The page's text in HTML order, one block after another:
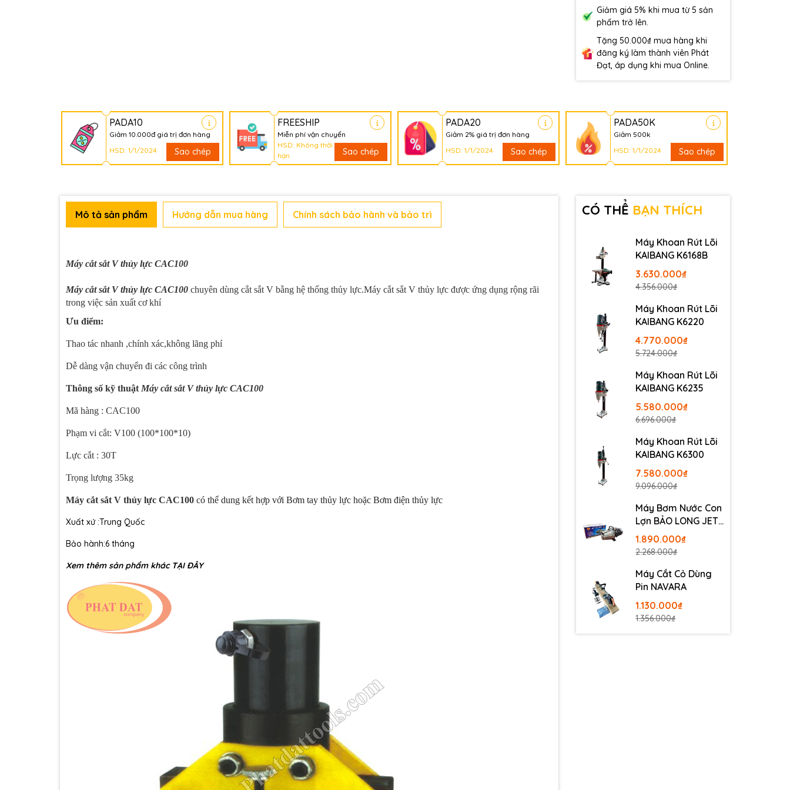
Giảm giá 5% khi mua từ 5 sản
phẩm trở lên.
Tặng 50.000₫ mua hàng khi
đăng ký làm thành viên Phát
Đạt, áp dụng khi mua Online.
PADA10
Giảm 10.000đ giá trị đơn hàng
HSD: 1/1/2024
Sao chép
FREESHIP
Miễn phí vận chuyển
HSD: Không thời
hạn
Sao chép
PADA20
Giảm 2% giá trị đơn hàng
HSD: 1/1/2024
Sao chép
PADA50K
Giảm 500k
HSD: 1/1/2024
Sao chép
Mô tả sản phẩm Hướng dẫn mua hàng Chính sách bảo hành và bảo trì
Máy cắt sắt V thủy lực CAC100
Máy cắt sắt V thủy lực CAC100 chuyên dùng cắt sắt V bằng hệ thống thủy lực.Máy cắt sắt V thủy lực được ứng dụng rộng rãi
trong việc sản xuất cơ khí
Ưu điểm:
Thao tác nhanh ,chính xác,không lãng phí
Dễ dàng vận chuyển đi các công trình
Thông số kỹ thuật Máy cắt sắt V thủy lực CAC100
Mã hàng : CAC100
Phạm vi cắt: V100 (100*100*10)
Lực cắt : 30T
Trọng lượng 35kg
Máy cắt sắt V thủy lực CAC100 có thể dung kết hợp với Bơm tay thủy lực hoặc Bơm điện thủy lực
Xuất xứ :Trung Quốc
Bảo hành:6 tháng
Xem thêm sản phẩm khác TẠI ĐÂY
CÓ THỂ BẠN THÍCH
Máy Khoan Rút Lõi
KAIBANG K6168B
3.630.000₫
4.356.000₫
Máy Khoan Rút Lõi
KAIBANG K6220
4.770.000₫
5.724.000₫
Máy Khoan Rút Lõi
KAIBANG K6235
5.580.000₫
6.696.000₫
Máy Khoan Rút Lõi
KAIBANG K6300
7.580.000₫
9.096.000₫
Máy Bơm Nước Con
Lợn BẢO LONG JET-
100
1.890.000₫
2.268.000₫
Máy Cắt Cỏ Dùng
Pin NAVARA
1.130.000₫
1.356.000₫